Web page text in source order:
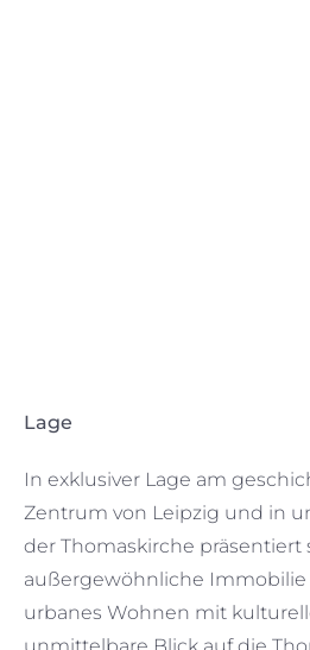
Lage
In exklusiver Lage am
Zentrum von Leipzig und in
der Thomaskirche präsentiert
außergewöhnliche Immobilie
urbanes Wohnen mit